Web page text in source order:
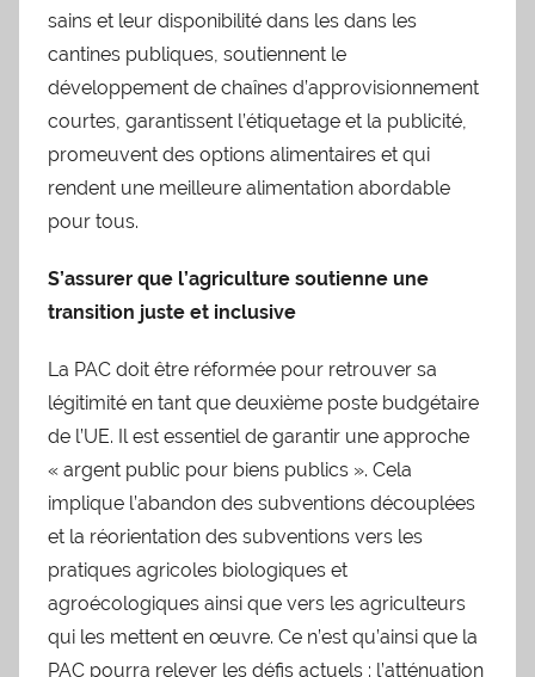
sains et leur disponibilité dans les dans les
cantines publiques, soutiennent le
développement de chaînes d’approvisionnement
courtes, garantissent l’étiquetage et la publicité,
promeuvent des options alimentaires et qui
rendent une meilleure alimentation abordable
pour tous.
S’assurer que l’agriculture soutienne une
transition juste et inclusive
La PAC doit être réformée pour retrouver sa
légitimité en tant que deuxième poste budgétaire
de l’UE. Il est essentiel de garantir une approche
« argent public pour biens publics ». Cela
implique l’abandon des subventions découplées
et la réorientation des subventions vers les
pratiques agricoles biologiques et
agroécologiques ainsi que vers les agriculteurs
qui les mettent en œuvre. Ce n’est qu’ainsi que la
PAC pourra relever les défis actuels : l’atténuation